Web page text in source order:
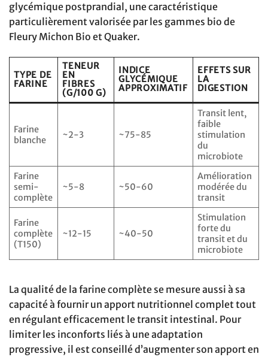
glycémique postprandial, une caractéristique
particulièrement valorisée par les gammes bio de
Fleury Michon Bio et Quaker.
TYPE DE
FARINE
TENEUR
EN
FIBRES
(G/100 G)
INDICE
GLYCÉMIQUE
APPROXIMATIF
EFFETS SUR
LA
DIGESTION
Farine
blanche
~2-3 ~75-85
Transit lent,
faible
stimulation
du
microbiote
Farine
semi-
complète
~5-8 ~50-60
Amélioration
modérée du
transit
Farine
complète
(T150)
~12-15 ~40-50
Stimulation
forte du
transit et du
microbiote
La qualité de la farine complète se mesure aussi à sa
capacité à fournir un apport nutritionnel complet tout
en régulant efficacement le transit intestinal. Pour
limiter les inconforts liés à une adaptation
progressive, il est conseillé d’augmenter son apport en